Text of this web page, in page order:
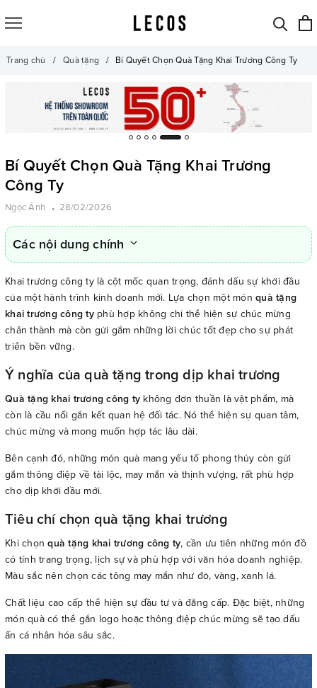
Trang chủ Quà tặng Bí Quyết Chọn Quà Tặng Khai Trương Công Ty
Bí Quyết Chọn Quà Tặng Khai Trương
Công Ty
Ngọc Ánh 28/02/2026
Các nội dung chính
Khai trương công ty là cột mốc quan trọng, đánh dấu sự khởi đầu
của một hành trình kinh doanh mới. Lựa chọn một món quà tặng
khai trương công typhù hợp không chỉ thể hiện sự chúc mừng
chân thành mà còn gửi gắm những lời chúc tốt đẹp cho sự phát
triển bền vững.
Ý nghĩa của quà tặng trong dịp khai trương
Quà tặng khai trương công ty không đơn thuần là vật phẩm, mà
còn là cầu nối gắn kết quan hệ đối tác. Nó thể hiện sự quan tâm,
chúc mừng và mong muốn hợp tác lâu dài.
Bên cạnh đó, những món quà mang yếu tố phong thủy còn gửi
gắm thông điệp về tài lộc, may mắn và thịnh vượng, rất phù hợp
cho dịp khởi đầu mới.
Tiêu chí chọn quà tặng khai trương
Khi chọnquà tặng khai trương công ty, cần ưu tiên những món đồ
có tính trang trọng, lịch sự và phù hợp với văn hóa doanh nghiệp.
Màu sắc nên chọn các tông may mắn như đỏ, vàng, xanh lá.
Chất liệu cao cấp thể hiện sự đầu tư và đẳng cấp. Đặc biệt, những
món quà có thể gắn logo hoặc thông điệp chúc mừng sẽ tạo dấu
ấn cá nhân hóa sâu sắc.